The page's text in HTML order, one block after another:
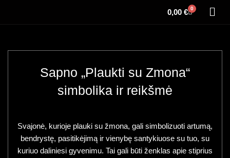
0,00 € 0
Sapno „Plaukti su Zmona“
simbolika ir reikšmė
Svajonė, kurioje plauki su žmona, gali simbolizuoti artumą,
bendrystę, pasitikėjimą ir vienybę santykiuose su tuo, su
kuriuo daliniesi gyvenimu. Tai gali būti ženklas apie stiprius